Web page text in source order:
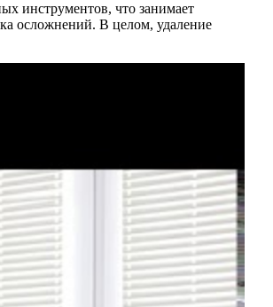
инструментов, что занимает
осложнений. В целом, удаление